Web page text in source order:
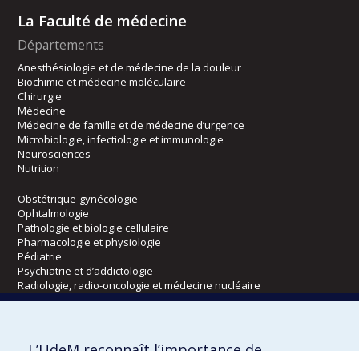
La Faculté de médecine
Départements
Anesthésiologie et de médecine de la douleur
Biochimie et médecine moléculaire
Chirurgie
Médecine
Médecine de famille et de médecine d’urgence
Microbiologie, infectiologie et immunologie
Neurosciences
Nutrition
Obstétrique-gynécologie
Ophtalmologie
Pathologie et biologie cellulaire
Pharmacologie et physiologie
Pédiatrie
Psychiatrie et d’addictologie
Radiologie, radio-oncologie et médecine nucléaire